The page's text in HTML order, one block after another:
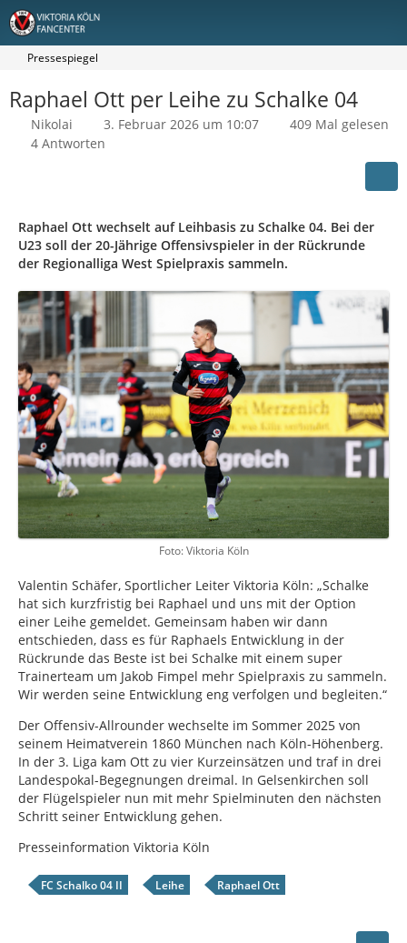
Pressespiegel
Raphael Ott per Leihe zu Schalke 04
Nikolai 3. Februar 2026 um 10:07
409 Mal gelesen
4 Antworten
Raphael Ott wechselt auf Leihbasis zu Schalke 04. Bei der
U23 soll der 20-Jährige Offensivspieler in der Rückrunde
der Regionalliga West Spielpraxis sammeln.
Foto: Viktoria Köln
Valentin Schäfer, Sportlicher Leiter Viktoria Köln: „Schalke
hat sich kurzfristig bei Raphael und uns mit der Option
einer Leihe gemeldet. Gemeinsam haben wir dann
entschieden, dass es für Raphaels Entwicklung in der
Rückrunde das Beste ist bei Schalke mit einem super
Trainerteam um Jakob Fimpel mehr Spielpraxis zu sammeln.
Wir werden seine Entwicklung eng verfolgen und begleiten.“
Der Offensiv-Allrounder wechselte im Sommer 2025 von
seinem Heimatverein 1860 München nach Köln-Höhenberg.
In der 3. Liga kam Ott zu vier Kurzeinsätzen und traf in drei
Landespokal-Begegnungen dreimal. In Gelsenkirchen soll
der Flügelspieler nun mit mehr Spielminuten den nächsten
Schritt seiner Entwicklung gehen.
Presseinformation Viktoria Köln
FC Schalko 04 II Leihe Raphael Ott